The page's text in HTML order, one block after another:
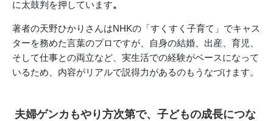
に太鼓判を押しています。
著者の天野ひかりさんはNHKの「すくすく子育て」でキャス
ターを務めた言葉のプロですが、自身の結婚、出産、育児、
そして仕事との両立など、実生活での経験がベースになって
いるため、内容がリアルで説得力があるのもうなづけます。
夫婦ゲンカもやり方次第で、子どもの成長につな